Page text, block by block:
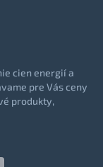
cien energií a
pre Vás ceny
produkty,